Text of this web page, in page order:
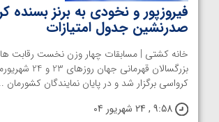
فیروزپور و نخودی به برنز بسنده
صدرنشین جدول امتیازات
خانه کشتی | مسابقات چهار وزن نخست رقابت
بزرگسالان
کرواسی برگزار شد و در پایان نمایندگان کشورمان
9:58 , 24 شهریور 04